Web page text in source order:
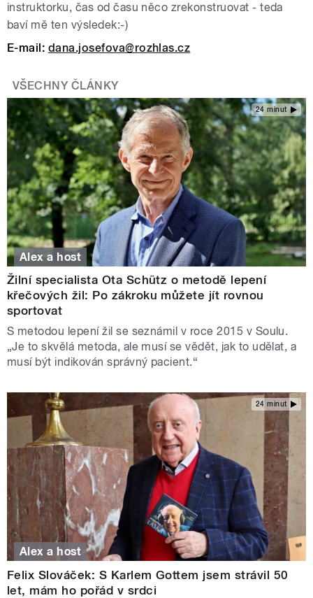
instruktorku, čas od času něco zrekonstruovat - teda
baví mě ten výsledek:-)
E-mail: dana.josefova@rozhlas.cz
VŠECHNY ČLÁNKY
24 minut
Alex a host
Žilní specialista Ota Schütz o metodě lepení
křečových žil: Po zákroku můžete jít rovnou
sportovat
S metodou lepení žil se seznámil v roce 2015 v Soulu.
„Je to skvělá metoda, ale musí se vědět, jak to udělat, a
musí být indikován správný pacient.“
24 minut
Alex a host
Felix Slováček: S Karlem Gottem jsem strávil 50
let, mám ho pořád v srdci